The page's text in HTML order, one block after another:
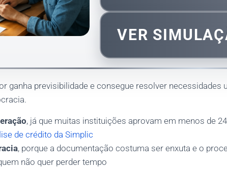
VER
ganha previsibilidade e consegue resolver necessidades
, já que muitas instituições aprovam em menos de
de crédito da Simplic
, porque a documentação costuma ser enxuta e o
não quer perder tempo